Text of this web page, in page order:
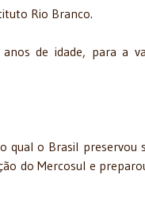
Rio Branco.
de idade, para a
qual o Brasil preservou
do Mercosul e